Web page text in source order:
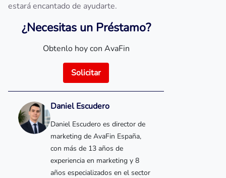
estará encantado de ayudarte.
¿Necesitas un Préstamo?
Obtenlo hoy con AvaFin
Solicitar
Daniel Escudero
Daniel Escudero es director de
marketing de AvaFin España,
con más de 13 años de
experiencia en marketing y 8
años especializados en el sector